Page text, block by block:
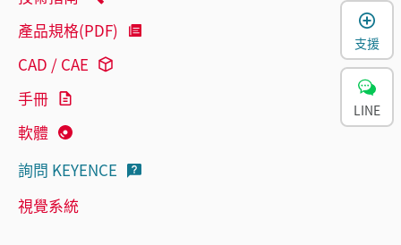
產品規格(PDF)
CAD / CAE
手冊
軟體
詢問 KEYENCE
視覺系統
支援
LINE